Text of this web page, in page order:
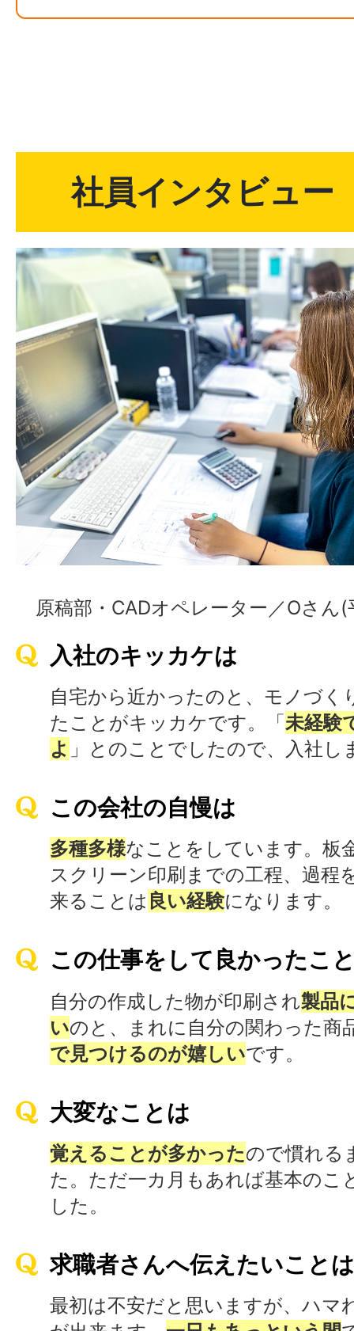
社員インタビュ
原稿部・CADオペレーター／Oさん
入社のキッカケは
自宅から近かったのと、モノづく
たことがキッカケです。「未経験
よ 」とのことでしたので、入社し
この会社の自慢は
多種多様なことをしています。板
スクリーン印刷までの工程、過程
来ることは 良い経験になります。
この仕事をして良かったこ
自分の作成した物が印刷され製品
いのと、まれに自分の関わった商
で見つけるのが嬉しいです。
大変なことは
覚えることが多かったので慣れる
た。ただ一カ月もあれば基本のこ
した。
求職者さんへ伝えたいこと
最初は不安だと思いますが、ハマ